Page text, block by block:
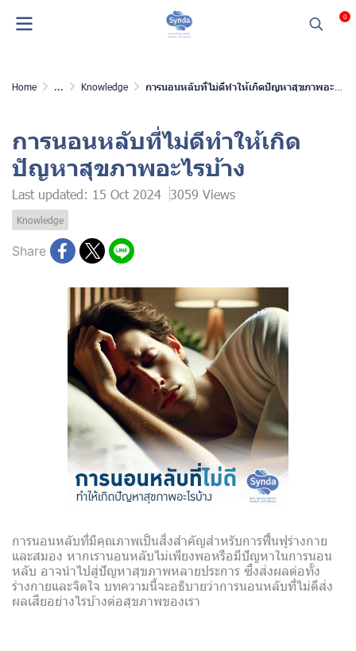
0
Home ... Knowledge การนอนหลับที่ไม่ดีทำให้เกิดปัญหาสุขภาพอะไรบ้าง
การนอนหลับที่ไม่ดีทำให้เกิด
ปัญหาสุขภาพอะไรบ้าง
Last updated: 15 Oct 2024 3059 Views
Knowledge
Share
การนอนหลับที่มีคุณภาพเป็นสิ่งสำคัญสำหรับการฟื้นฟูร่างกาย
และสมอง หากเรานอนหลับไม่เพียงพอหรือมีปัญหาในการนอน
หลับ อาจนำไปสู่ปัญหาสุขภาพหลายประการ ซึ่งส่งผลต่อทั้ง
ร่างกายและจิตใจ บทความนี้จะอธิบายว่าการนอนหลับที่ไม่ดีส่ง
ผลเสียอย่างไรบ้างต่อสุขภาพของเรา